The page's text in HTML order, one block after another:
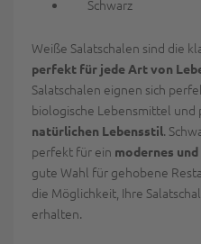
Schwarz
Weiße Salatschalen sind die
perfekt für jede Art von
Salatschalen eignen sich
biologische Lebensmittel und
natürlichen Lebensstil.
perfekt für ein modernes
gute Wahl für gehobene
die Möglichkeit, Ihre
erhalten.